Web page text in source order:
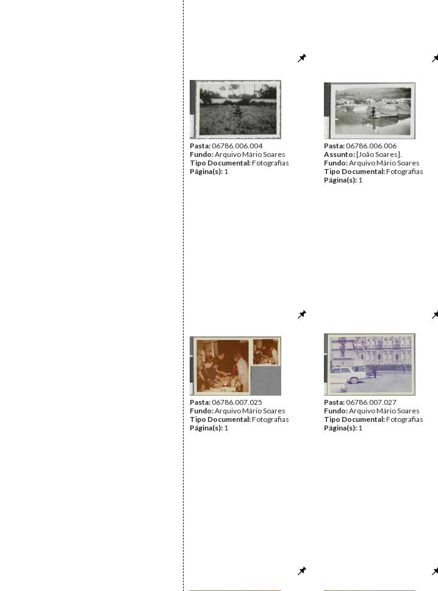
Pasta:06786.006.004
Fundo:Arquivo Mário Soares
Tipo Documental:Fotografias
Página(s): 1
Pasta:06786.006.006
Assunto:[João Soares].
Fundo:Arquivo Mário Soares
Tipo Documental:Fotografias
Página(s): 1
Pasta:06786.007.025
Fundo:Arquivo Mário Soares
Tipo Documental:Fotografias
Página(s): 1
Pasta:06786.007.027
Fundo:Arquivo Mário Soares
Tipo Documental:Fotografias
Página(s): 1